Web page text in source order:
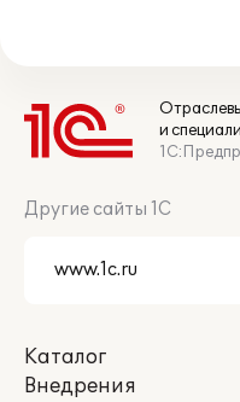
и
Другие сайты 1С
Каталог
Внедрения